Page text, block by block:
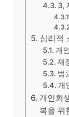
3,
심리적
개
재
법
개
개인회
복을 위